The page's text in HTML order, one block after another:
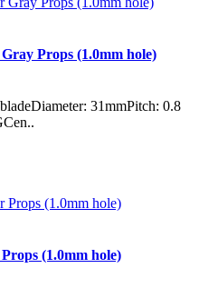
Props (1.0mm hole)
31mmPitch: 0.8
(1.0mm hole)